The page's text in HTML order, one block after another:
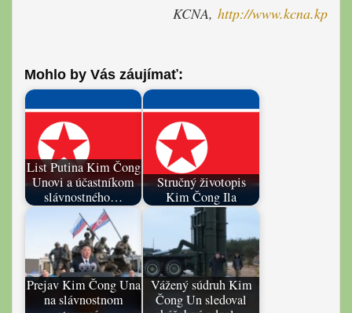
KCNA, http://www.kcna.kp
Mohlo by Vás záujímať:
List Putina Kim Čong
Unovi a účastníkom
slávnostného…
Stručný životopis
Kim Čong Ila
Prejav Kim Čong Una
na slávnostnom
Vážený súdruh Kim
Čong Un sledoval